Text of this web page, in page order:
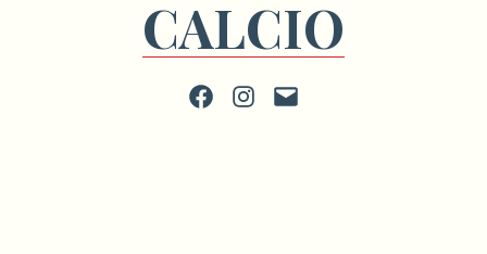
CALCIO
FacebookInstagram
scrivi